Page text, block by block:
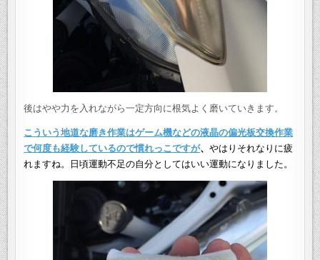
後はやや力を入れながら一定方向に根気よく磨いていきます。
こういう地道な磨き作業はゲーム機などの液晶の偏光板交換作業
で何度も経験しているので慣れっこですが、やはりそれなりに疲
れますね。日頃運動不足の自分としてはいい運動になりました。